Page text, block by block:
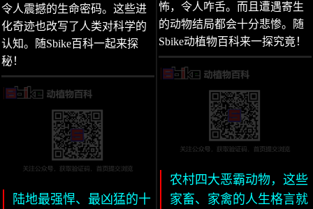
令人震撼的生命密码。这些进
化奇迹也改写了人类对科学的
认知。随Sbike百科一起来探
秘！
陆地最强悍、最凶猛的十
怖，令人咋舌。而且遭遇寄生
的动物结局都会十分悲惨。随
Sbike动植物百科来一探究竟！
农村四大恶霸动物，这些
家畜、家禽的人生格言就